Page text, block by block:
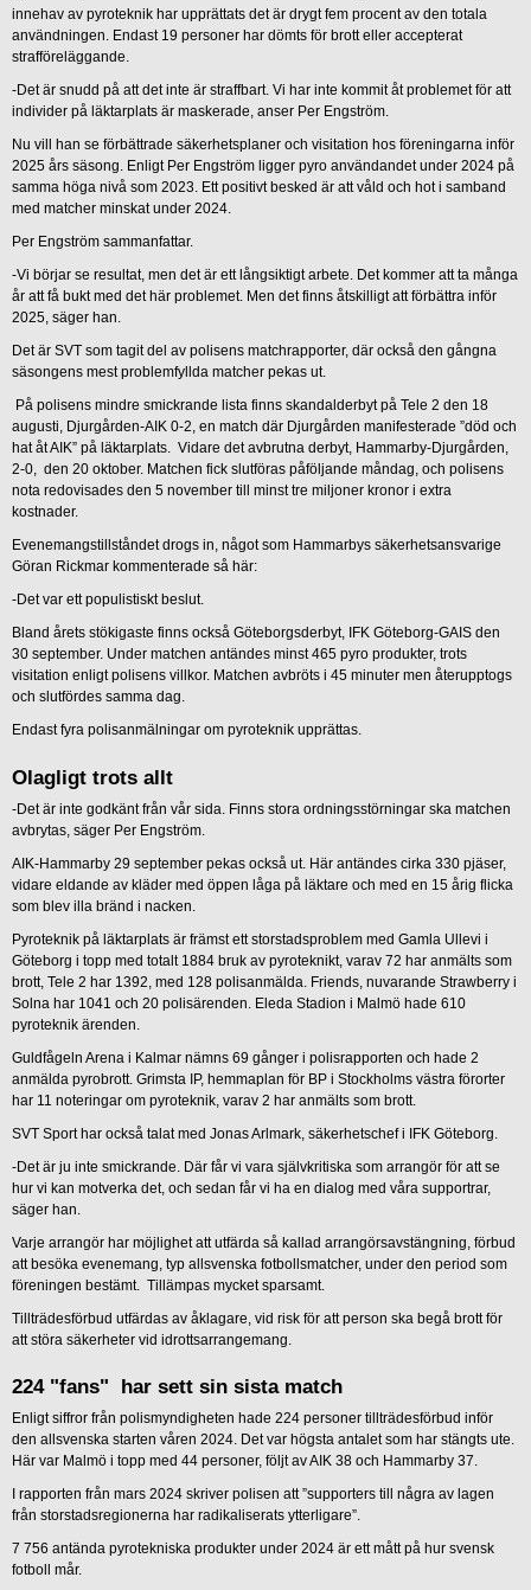
innehav av pyroteknik har upprättats det är drygt fem procent av den totala
användningen. Endast 19 personer har dömts för brott eller accepterat
strafföreläggande.
-Det är snudd på att det inte är straffbart. Vi har inte kommit åt problemet för att
individer på läktarplats är maskerade, anser Per Engström.
Nu vill han se förbättrade säkerhetsplaner och visitation hos föreningarna inför
2025 års säsong. Enligt Per Engström ligger pyro användandet under 2024 på
samma höga nivå som 2023. Ett positivt besked är att våld och hot i samband
med matcher minskat under 2024.
Per Engström sammanfattar.
-Vi börjar se resultat, men det är ett långsiktigt arbete. Det kommer att ta många
år att få bukt med det här problemet. Men det finns åtskilligt att förbättra inför
2025, säger han.
Det är SVT som tagit del av polisens matchrapporter, där också den gångna
säsongens mest problemfyllda matcher pekas ut.
På polisens mindre smickrande lista finns skandalderbyt på Tele 2 den 18
augusti, Djurgården-AIK 0-2, en match där Djurgården manifesterade ”död och
hat åt AIK” på läktarplats. Vidare det avbrutna derbyt, Hammarby-Djurgården,
2-0, den 20 oktober. Matchen fick slutföras påföljande måndag, och polisens
nota redovisades den 5 november till minst tre miljoner kronor i extra
kostnader.
Evenemangstillståndet drogs in, något som Hammarbys säkerhetsansvarige
Göran Rickmar kommenterade så här:
-Det var ett populistiskt beslut.
Bland årets stökigaste finns också Göteborgsderbyt, IFK Göteborg-GAIS den
30 september. Under matchen antändes minst 465 pyro produkter, trots
visitation enligt polisens villkor. Matchen avbröts i 45 minuter men återupptogs
och slutfördes samma dag.
Endast fyra polisanmälningar om pyroteknik upprättas.
Olagligt trots allt
-Det är inte godkänt från vår sida. Finns stora ordningsstörningar ska matchen
avbrytas, säger Per Engström.
AIK-Hammarby 29 september pekas också ut. Här antändes cirka 330 pjäser,
vidare eldande av kläder med öppen låga på läktare och med en 15 årig flicka
som blev illa bränd i nacken.
Pyroteknik på läktarplats är främst ett storstadsproblem med Gamla Ullevi i
Göteborg i topp med totalt 1884 bruk av pyroteknikt, varav 72 har anmälts som
brott, Tele 2 har 1392, med 128 polisanmälda. Friends, nuvarande Strawberry i
Solna har 1041 och 20 polisärenden. Eleda Stadion i Malmö hade 610
pyroteknik ärenden.
Guldfågeln Arena i Kalmar nämns 69 gånger i polisrapporten och hade 2
anmälda pyrobrott. Grimsta IP, hemmaplan för BP i Stockholms västra förorter
har 11 noteringar om pyroteknik, varav 2 har anmälts som brott.
SVT Sport har också talat med Jonas Arlmark, säkerhetschef i IFK Göteborg.
-Det är ju inte smickrande. Där får vi vara självkritiska som arrangör för att se
hur vi kan motverka det, och sedan får vi ha en dialog med våra supportrar,
säger han.
Varje arrangör har möjlighet att utfärda så kallad arrangörsavstängning, förbud
att besöka evenemang, typ allsvenska fotbollsmatcher, under den period som
föreningen bestämt. Tillämpas mycket sparsamt.
Tillträdesförbud utfärdas av åklagare, vid risk för att person ska begå brott för
att störa säkerheter vid idrottsarrangemang.
224 "fans" har sett sin sista match
Enligt siffror från polismyndigheten hade 224 personer tillträdesförbud inför
den allsvenska starten våren 2024. Det var högsta antalet som har stängts ute.
Här var Malmö i topp med 44 personer, följt av AIK 38 och Hammarby 37.
I rapporten från mars 2024 skriver polisen att ”supporters till några av lagen
från storstadsregionerna har radikaliserats ytterligare”.
7 756 antända pyrotekniska produkter under 2024 är ett mått på hur svensk
fotboll mår.